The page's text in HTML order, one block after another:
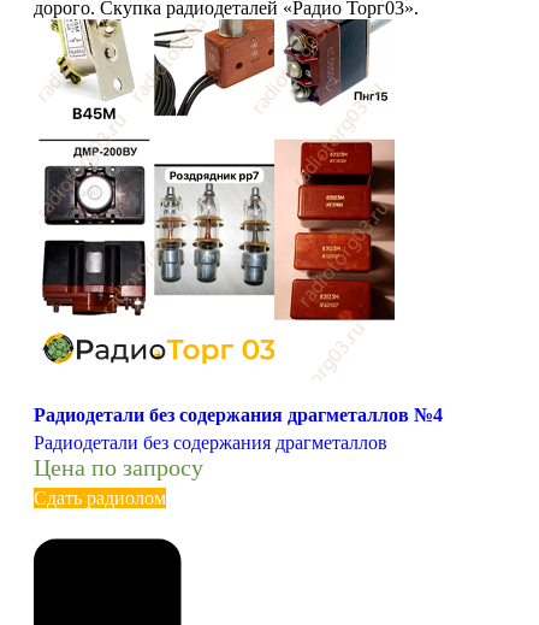
дорого. Скупка радиодеталей «Радио Торг03».
Радиодетали без содержания драгметаллов №4
Радиодетали без содержания драгметаллов
Цена по запросу
Сдать радиолом